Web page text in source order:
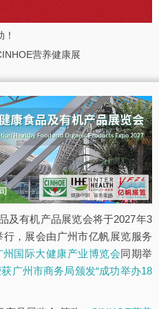
营养健康展
及有机产品展览会将于2027年3
行，展会由广州市亿帆展览服务
州国际大健康产业博览会同期举
广州市商务局颁发“成功举办18